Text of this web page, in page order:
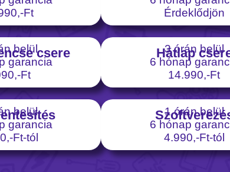
Ft
Érdeklődjön
csere
belül
garancia
Ft
Hátlap
3 órán belül
6 hónap
14.990,-Ft
belül
garancia
Ft-tól
1 órán belül
6 hónap
4.990,-Ft-tól